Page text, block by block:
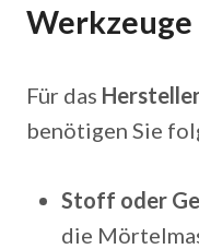
Werkzeuge
Für das
benötigen Sie
Stoff oder
die